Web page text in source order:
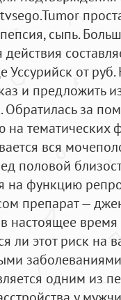
сыпь.
Уссурийск от
и предложить
Обратилась за
тематических
вся
половой
на функцию
препарат —
настоящее
ли этот риск на
одним из